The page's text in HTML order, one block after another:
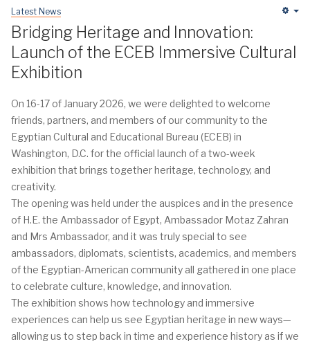
Latest News
Bridging Heritage and Innovation:
Launch of the ECEB Immersive Cultural
Exhibition
On 16-17 of January 2026, we were delighted to welcome
friends, partners, and members of our community to the
Egyptian Cultural and Educational Bureau (ECEB) in
Washington, D.C. for the official launch of a two-week
exhibition that brings together heritage, technology, and
creativity.
The opening was held under the auspices and in the presence
of H.E. the Ambassador of Egypt, Ambassador Motaz Zahran
and Mrs Ambassador, and it was truly special to see
ambassadors, diplomats, scientists, academics, and members
of the Egyptian-American community all gathered in one place
to celebrate culture, knowledge, and innovation.
The exhibition shows how technology and immersive
experiences can help us see Egyptian heritage in new ways—
allowing us to step back in time and experience history as if we